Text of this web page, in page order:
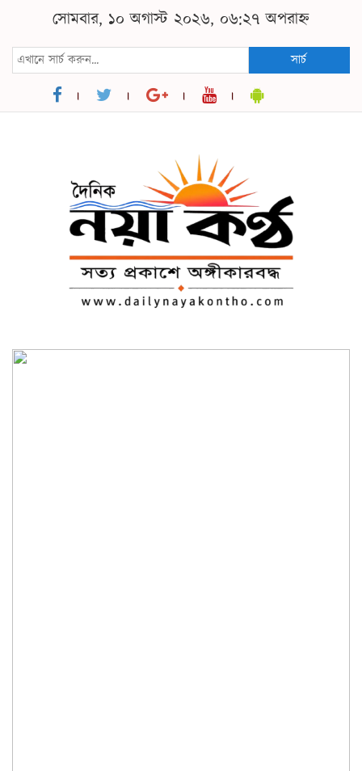
সোমবার, ১০ অগাস্ট ২০২৬, ০৬:২৭ অপরাহ্ন
সার্চ